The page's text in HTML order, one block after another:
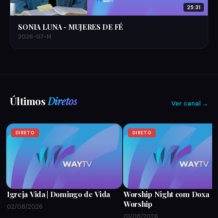
25:31
SONIA LUNA - MUJERES DE FÉ
2026-07-14
ÚltimosDiretos Ver canal →
DIRETO
Igreja Vida | Domingo de Vida
02/08/2026
DIRETO
Worship Night com Doxa
Worship